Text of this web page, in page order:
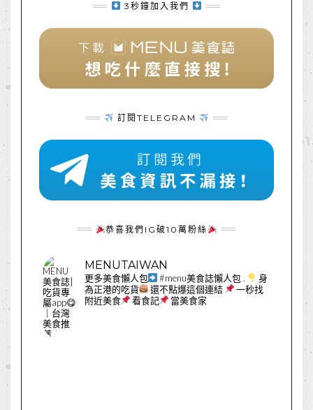
3秒鐘加入我們
訂閱TELEGRAM
恭喜我們IG破10萬粉絲
MENUTAIWAN
更多美食懶人包 #menu美食誌懶人包 .
身
為正港的吃貨
還不點爆這個連結
一秒找
附近美食
看食記 當美食家